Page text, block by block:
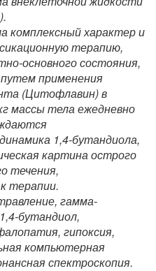
комплексный характер и
терапию,
основного состояния,
применения
(Цитофлавин) в
массы тела ежедневно
1,4-бутандиола,
картина острого
течения,
терапии.
гамма-
бутандиол,
гипоксия,
компьютерная
спектроскопия.